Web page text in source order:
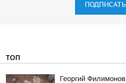
ТОП
Георгий